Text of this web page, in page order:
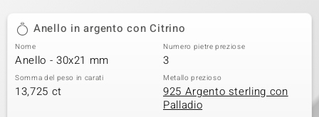
Anello in argento con Citrino
Nome
Anello - 30x21 mm
Numero pietre preziose
3
Somma del peso in carati
13,725 ct
Metallo prezioso
925 Argento sterling con
Palladio